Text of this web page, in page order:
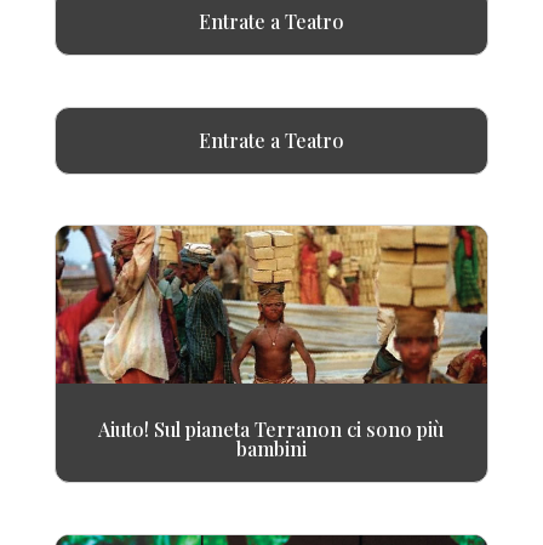
Entrate a Teatro
Entrate a Teatro
Aiuto! Sul pianeta Terranon ci sono più
bambini